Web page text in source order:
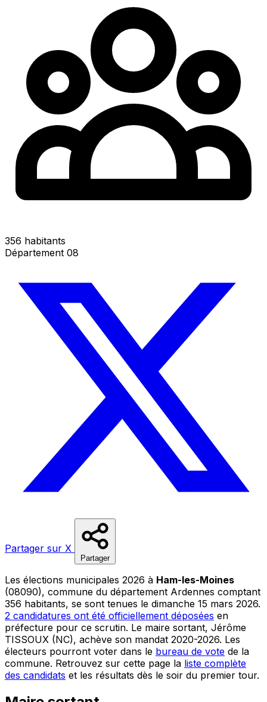
356 habitants
Département 08
Partager sur X
Partager
Les élections municipales 2026 à Ham-les-Moines
(08090), commune du département Ardennes comptant
356 habitants, se sont tenues le dimanche 15 mars 2026.
2 candidatures ont été officiellement déposées en
préfecture pour ce scrutin. Le maire sortant, Jérôme
TISSOUX (NC), achève son mandat 2020-2026. Les
électeurs pourront voter dans le bureau de vote de la
commune. Retrouvez sur cette page la liste complète
des candidats et les résultats dès le soir du premier tour.